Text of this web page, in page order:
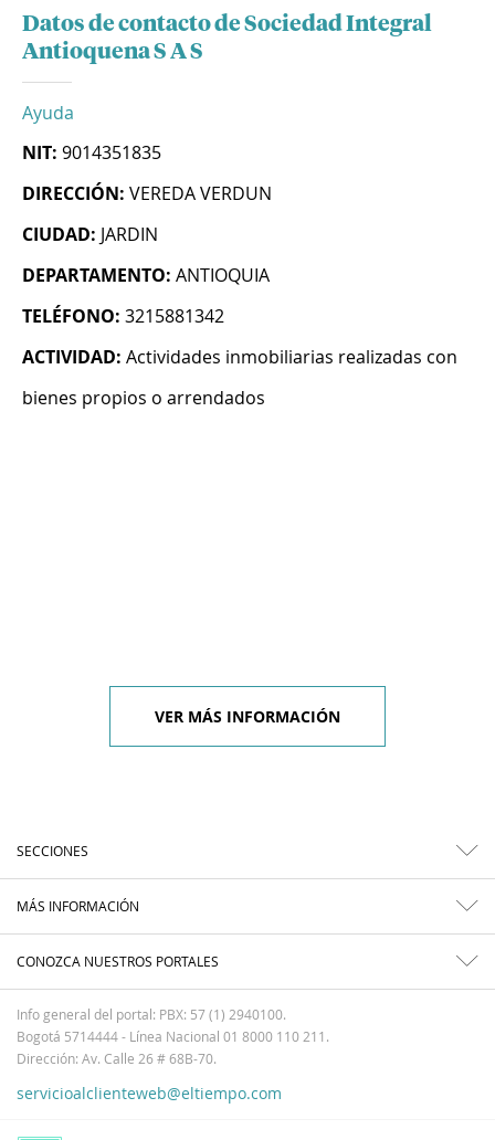
Datos de contacto de Sociedad Integral
Antioquena S A S
Ayuda
NIT: 9014351835
DIRECCIÓN: VEREDA VERDUN
CIUDAD: JARDIN
DEPARTAMENTO: ANTIOQUIA
TELÉFONO: 3215881342
ACTIVIDAD: Actividades inmobiliarias realizadas con
bienes propios o arrendados
VER MÁS INFORMACIÓN
SECCIONES
MÁS INFORMACIÓN
CONOZCA NUESTROS PORTALES
Info general del portal: PBX: 57 (1) 2940100.
Bogotá 5714444 - Línea Nacional 01 8000 110 211.
Dirección: Av. Calle 26 # 68B-70.
servicioalclienteweb@eltiempo.com